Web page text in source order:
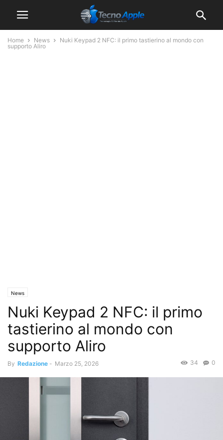
Home News
Nuki Keypad 2 NFC: il primo tastierino al mondo con
supporto Aliro
News
Nuki Keypad 2 NFC: il primo
tastierino al mondo con
supporto Aliro
By Redazione - Marzo 25, 2026 0
34